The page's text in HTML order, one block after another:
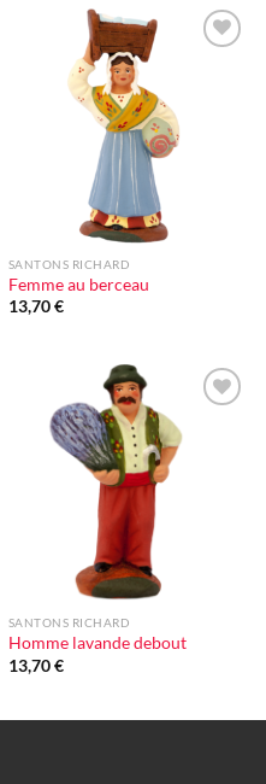
SANTONS RICHARD
Femme au berceau
13,70€
SANTONS RICHARD
Homme lavande debout
13,70€